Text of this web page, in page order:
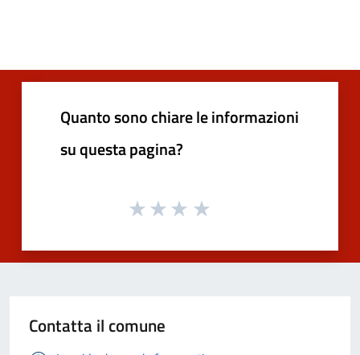
Quanto sono chiare le informazioni
su questa pagina?
Contatta il comune